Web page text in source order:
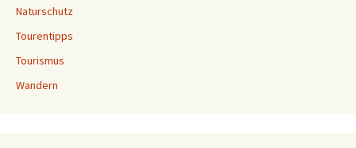
Naturschutz
Tourentipps
Tourismus
Wandern